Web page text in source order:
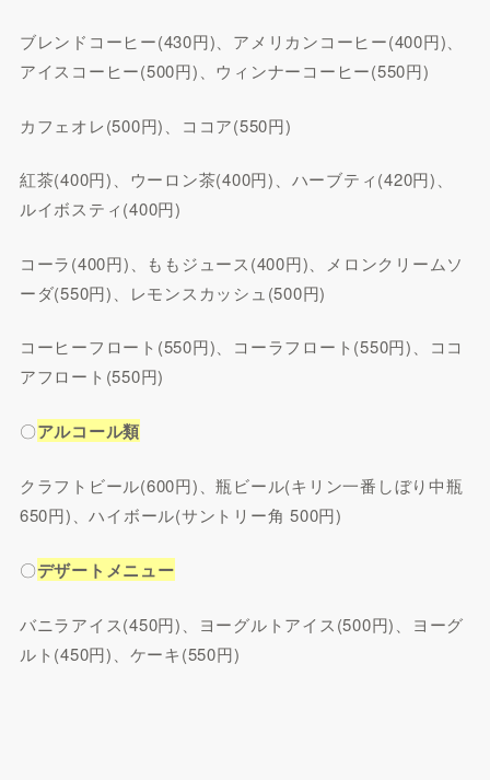
ブレンドコーヒー(430円)、アメリカンコーヒー(400円)、
アイスコーヒー(500円)、ウィンナーコーヒー(550円)
カフェオレ(500円)、ココア(550円)
紅茶(400円)、ウーロン茶(400円)、ハーブティ(420円)、
ルイボスティ(400円)
コーラ(400円)、ももジュース(400円)、メロンクリームソ
ーダ(550円)、レモンスカッシュ(500円)
コーヒーフロート(550円)、コーラフロート(550円)、ココ
アフロート(550円)
〇アルコール類
クラフトビール(600円)、瓶ビール(キリン一番しぼり中瓶
650円)、ハイボール(サントリー角 500円)
〇デザートメニュー
バニラアイス(450円)、ヨーグルトアイス(500円)、ヨーグ
ルト(450円)、ケーキ(550円)